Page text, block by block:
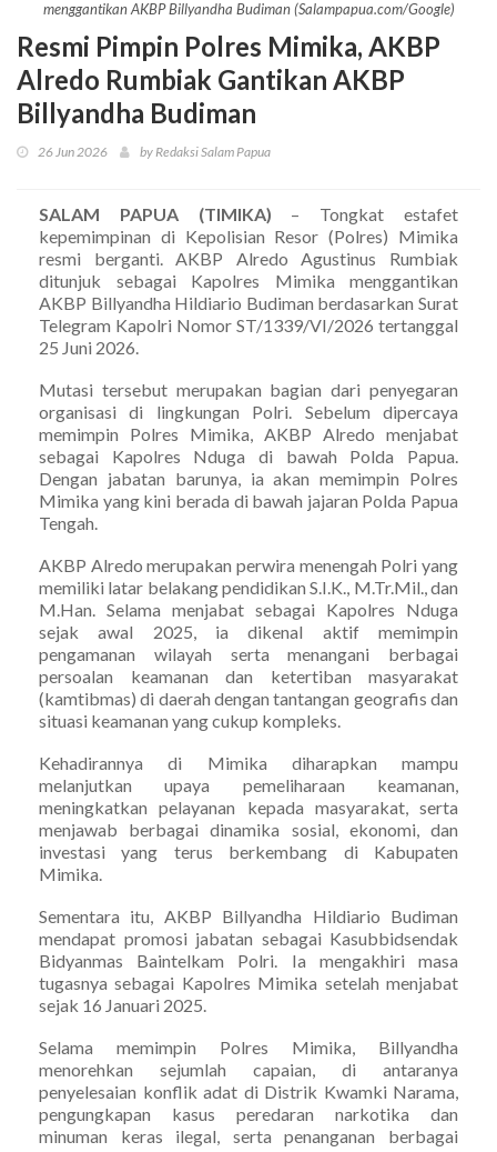
menggantikan AKBP Billyandha Budiman (Salampapua.com/Google)
Resmi Pimpin Polres Mimika, AKBP
Alredo Rumbiak Gantikan AKBP
Billyandha Budiman
26 Jun 2026 by Redaksi Salam Papua
SALAM PAPUA (TIMIKA) – Tongkat estafet
kepemimpinan di Kepolisian Resor (Polres) Mimika
resmi berganti. AKBP Alredo Agustinus Rumbiak
ditunjuk sebagai Kapolres Mimika menggantikan
AKBP Billyandha Hildiario Budiman berdasarkan Surat
Telegram Kapolri Nomor ST/1339/VI/2026 tertanggal
25 Juni 2026.
Mutasi tersebut merupakan bagian dari penyegaran
organisasi di lingkungan Polri. Sebelum dipercaya
memimpin Polres Mimika, AKBP Alredo menjabat
sebagai Kapolres Nduga di bawah Polda Papua.
Dengan jabatan barunya, ia akan memimpin Polres
Mimika yang kini berada di bawah jajaran Polda Papua
Tengah.
AKBP Alredo merupakan perwira menengah Polri yang
memiliki latar belakang pendidikan S.I.K., M.Tr.Mil., dan
M.Han. Selama menjabat sebagai Kapolres Nduga
sejak awal 2025, ia dikenal aktif memimpin
pengamanan wilayah serta menangani berbagai
persoalan keamanan dan ketertiban masyarakat
(kamtibmas) di daerah dengan tantangan geografis dan
situasi keamanan yang cukup kompleks.
Kehadirannya di Mimika diharapkan mampu
melanjutkan upaya pemeliharaan keamanan,
meningkatkan pelayanan kepada masyarakat, serta
menjawab berbagai dinamika sosial, ekonomi, dan
investasi yang terus berkembang di Kabupaten
Mimika.
Sementara itu, AKBP Billyandha Hildiario Budiman
mendapat promosi jabatan sebagai Kasubbidsendak
Bidyanmas Baintelkam Polri. Ia mengakhiri masa
tugasnya sebagai Kapolres Mimika setelah menjabat
sejak 16 Januari 2025.
Selama memimpin Polres Mimika, Billyandha
menorehkan sejumlah capaian, di antaranya
penyelesaian konflik adat di Distrik Kwamki Narama,
pengungkapan kasus peredaran narkotika dan
minuman keras ilegal, serta penanganan berbagai